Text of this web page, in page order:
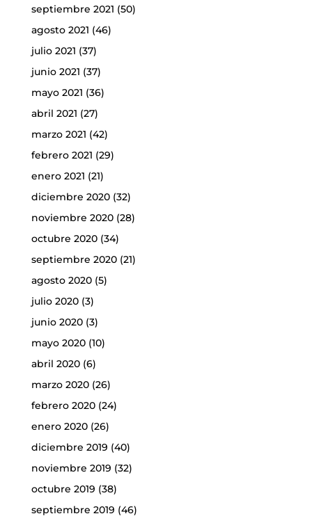
septiembre 2021 (50)
agosto 2021 (46)
julio 2021 (37)
junio 2021 (37)
mayo 2021 (36)
abril 2021 (27)
marzo 2021 (42)
febrero 2021 (29)
enero 2021 (21)
diciembre 2020(32)
noviembre 2020(28)
octubre 2020(34)
septiembre 2020(21)
agosto 2020(5)
julio 2020(3)
junio 2020(3)
mayo 2020(10)
abril 2020(6)
marzo 2020(26)
febrero 2020(24)
enero 2020(26)
diciembre 2019 (40)
noviembre 2019 (32)
octubre 2019 (38)
septiembre 2019 (46)